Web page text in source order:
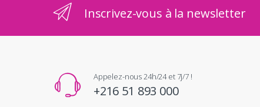
Inscrivez-vous à la newsletter
Appelez-nous 24h/24 et 7j/7 !
+216 51 893 000